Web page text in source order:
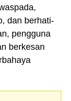
dan berhati-
pengguna
berkesan